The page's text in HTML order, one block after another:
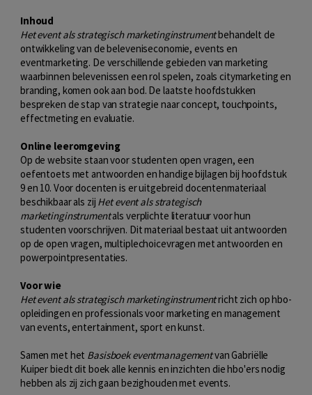
Inhoud
Het event als strategisch marketinginstrumentbehandelt de
ontwikkeling van de beleveniseconomie, events en
eventmarketing. De verschillende gebieden van marketing
waarbinnen belevenissen een rol spelen, zoals citymarketing en
branding, komen ook aan bod. De laatste hoofdstukken
bespreken de stap van strategie naar concept, touchpoints,
effectmeting en evaluatie.
Online leeromgeving
Op de website staan voor studenten open vragen, een
oefentoets met antwoorden en handige bijlagen bij hoofdstuk
9 en 10. Voor docenten is er uitgebreid docentenmateriaal
beschikbaar als zij Het event als strategisch
marketinginstrumentals verplichte literatuur voor hun
studenten voorschrijven. Dit materiaal bestaat uit antwoorden
op de open vragen, multiplechoicevragen met antwoorden en
powerpointpresentaties.
Voor wie
Het event als strategisch marketinginstrumentricht zich op hbo-
opleidingen en professionals voor marketing en management
van events, entertainment, sport en kunst.
Samen met het Basisboek eventmanagementvan Gabriëlle
Kuiper biedt dit boek alle kennis en inzichten die hbo'ers nodig
hebben als zij zich gaan bezighouden met events.